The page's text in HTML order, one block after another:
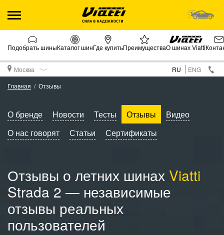
Подобрать шиныКаталог шинГде купитьПреимуществаО шинах Viatti
Москва RU
ENG
Главная
Отзывы
О бренде Новости Тесты Отзывы
Видео
О нас говорят
Статьи Сертификаты
Отзывы о летних шинах Viatti
Strada 2 — независимые
отзывы реальных
пользователей